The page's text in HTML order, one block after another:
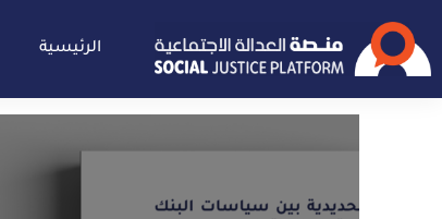
الرئيسية